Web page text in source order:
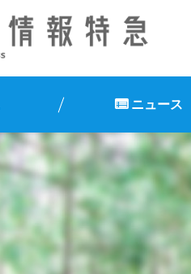
ニュース